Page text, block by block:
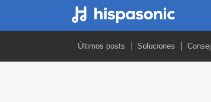
Últimos posts Soluciones